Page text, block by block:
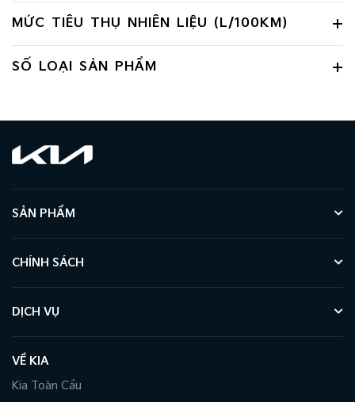
MỨC TIÊU THỤ NHIÊN LIỆU (L/100KM)
SỐ LOẠI SẢN PHẨM
SẢN PHẨM
CHÍNH SÁCH
DỊCH VỤ
VỀ KIA
Kia Toàn Cầu